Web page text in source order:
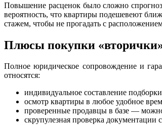
Повышение расценок было сложно
вероятность, что квартиры подешевеют
стажем, чтобы не прогадать с
Плюсы покупки «вторички»
Полное юридическое сопровождение и
относятся:
индивидуальное составление
осмотр квартиры в любое удобное
проверенные продавцы в базе —
скрупулезная проверка